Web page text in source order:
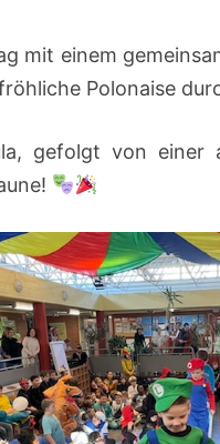
mit einem
Polonaise
gefolgt von einer